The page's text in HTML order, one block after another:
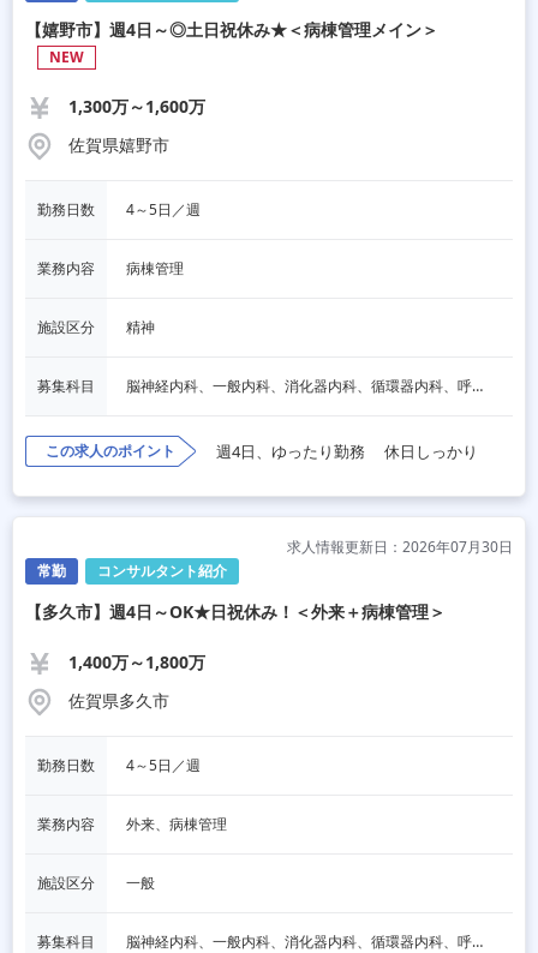
【嬉野市】週4日～◎土日祝休み★＜病棟管理メイン＞
NEW
1,300万～1,600万
佐賀県嬉野市
勤務日数 4～5日／週
業務内容 病棟管理
施設区分 精神
募集科目 脳神経内科、一般内科、消化器内科、循環器内科、呼吸器内科、血液内科、内分泌内科、老人内科、その他
この求人のポイント 週4日、ゆったり勤務 休日しっかり
常勤 コンサルタント紹介
求人情報更新日：2026年07月30日
【多久市】週4日～OK★日祝休み！＜外来＋病棟管理＞
1,400万～1,800万
佐賀県多久市
勤務日数 4～5日／週
業務内容 外来、病棟管理
施設区分 一般
募集科目 脳神経内科、一般内科、消化器内科、循環器内科、呼吸器内科、血液内科、内分泌内科、老人内科、その他